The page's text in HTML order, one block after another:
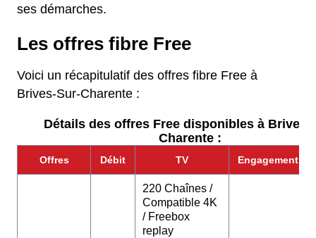
ses démarches.
Les offres fibre Free
Voici un récapitulatif des offres fibre Free à
Brives-Sur-Charente :
Détails des offres Free disponibles à Brives-
Charente :
Offres Débit TV Engagement
220 Chaînes /
Compatible 4K
/ Freebox
replay